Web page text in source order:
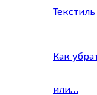
Текстиль
Как
или…